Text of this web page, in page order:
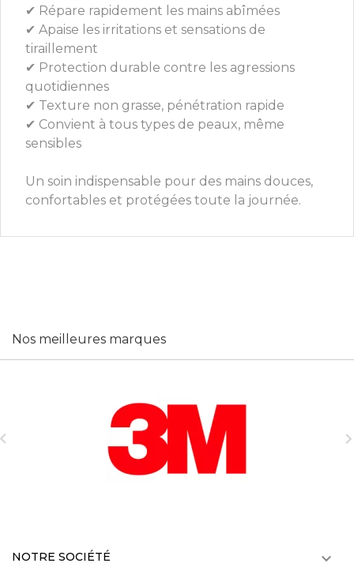
✔ Répare rapidement les mains abîmées
✔ Apaise les irritations et sensations de
tiraillement
✔ Protection durable contre les agressions
quotidiennes
✔ Texture non grasse, pénétration rapide
✔ Convient à tous types de peaux, même
sensibles
Un soin indispensable pour des mains douces,
confortables et protégées toute la journée.
Nos meilleures marques
NOTRE SOCIÉTÉ 